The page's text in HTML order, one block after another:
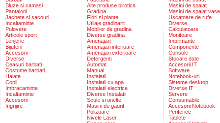
Bluze si camasi
Pantaloni
Jachete si sacouri
Incaltaminte
Pulovere
Articole sport
Lenjerie
Bijuterii
Accesorii
Diverse
Ceasuri barbati
Costume barbati
Halate
Copii
Imbracaminte
Incaltaminte
Accesorii
Ingrijire
Alte produse birotica
Gradina
Flori si plante
Utilaje gradinarit
Mobilier de gradina
Diverse gradina
Amenajari
Amenajari interioare
Amenajari exterioare
Detergenti
Automat
Manual
Instalatii
Instalatii cu apa
Instalatii electrice
Diverse Instalatii
Scule si unelte
Masini de gaurit
Polizoare
Nivele Laser
Masini de spalat
Masini de spalat vase
Uscatoare de rufe
Diverse
Calculatoare
Monitoare
Imprimante
Componente
Console
Stocare date
Accesorii IT
Software
Notebook-uri
Sisteme desktop
Diverse IT
Servere
Consumabile
Accesorii Notebook
Periferice
Tablete